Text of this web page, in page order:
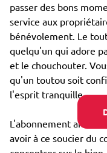
passer des bons
service aux
bénévolement. Le
quelqu'un qui adore
et le chouchouter.
qu'un toutou soit
l'esprit tranquille.
L'abonnement
avoir à ce soucier du